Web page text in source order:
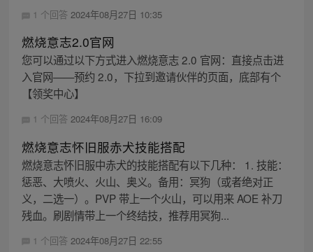
1 个回答 2024年08月27日 10:35
燃烧意志2.0官网
您可以通过以下方式进入燃烧意志 2.0 官网：直接点击进
入官网——预约 2.0，下拉到邀请伙伴的页面，底部有个
【领奖中心】
1 个回答 2024年08月27日 16:09
燃烧意志怀旧服赤犬技能搭配
燃烧意志怀旧服中赤犬的技能搭配有以下几种： 1. 技能：
惩恶、大喷火、火山、奥义。备用：冥狗（或者绝对正
义，二选一）。PVP 带上一个火山，可以用来 AOE 补刀
残血。刷剧情带上一个终结技，推荐用冥狗...
1 个回答 2024年08月27日 22:55